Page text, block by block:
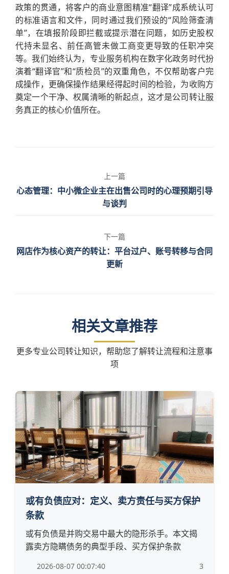
政策的贯通，将客户的商业意图精准“翻译”成系统认可
的标准语言和文件，同时通过我们预设的“风险筛查清
单”，在填报阶段即拦截或提示潜在问题，如历史股权
代持未显名、前任高管未做工商变更导致的任职冲突
等。我们始终认为，专业服务机构在数字化政务时代扮
演着“翻译官”和“质检员”的双重角色，不仅帮助客户完
成操作，更确保操作结果经得起时间的检验，为收购方
奠定一个干净、权属清晰的新起点，这才是公司转让服
务真正的核心价值所在。
上一篇
心态管理：中小微企业主在出售公司时的心理预期引导
与谈判
下一篇
网店作为核心资产的转让：平台过户、账号转移与合同
更新
相关文章推荐
更多专业公司转让知识，帮助您了解转让流程和注意事
项
或有负债应对：定义、卖方责任与买方保护
条款
或有负债是并购交易中最大的隐形杀手。本文揭
露卖方隐瞒债务的典型手段、买方保护条款
2026-08-07 00:07:40 3